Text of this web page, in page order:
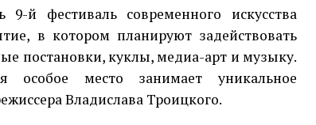
й фестиваль современного искусства
в котором планируют задействовать
постановки, куклы, медиа-арт и музыку.
особое место занимает уникальное
Владислава Троицкого.